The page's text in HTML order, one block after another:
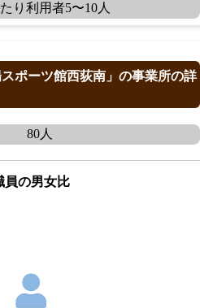
り利用者5〜10人
ポーツ館西荻南」の事業所の詳
80人
員の男女比